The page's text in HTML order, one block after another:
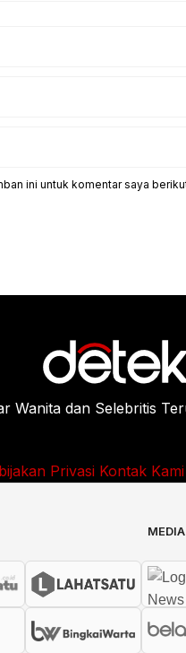
ini untuk komentar saya
Wanita dan Selebritis
Privasi Kontak Kami